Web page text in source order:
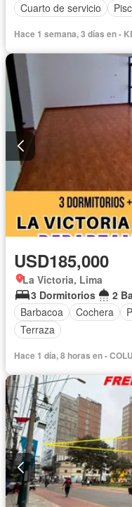
Cuarto de servicio
Hace 1 semana, 3 días en -
USD185,000
La Victoria, Lima
3 Dormitorios
2
Barbacoa
Cochera
Terraza
Hace 1 día, 8 horas en -